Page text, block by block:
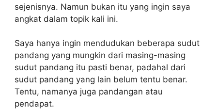
sejenisnya. Namun bukan itu yang ingin saya
angkat dalam topik kali ini.
Saya hanya ingin mendudukan beberapa sudut
pandang yang mungkin dari masing-masing
sudut pandang itu pasti benar, padahal dari
sudut pandang yang lain belum tentu benar.
Tentu, namanya juga pandangan atau
pendapat.